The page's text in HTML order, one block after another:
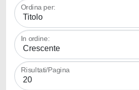
Ordina per:
In ordine:
Risultati/Pagina